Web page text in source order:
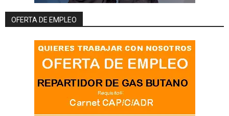
OFERTA DE EMPLEO